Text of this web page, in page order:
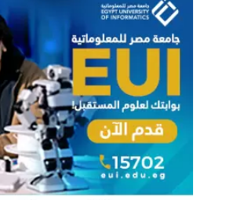
عام 2020 كان من الأعوام العجاف على
ساعد في التسريع بمنظومة التحول الرقمي
بالفعل هذا حدث ، فظهور كورونا شجع
الرقمي واستخدام خدمات جديدة غير مسبوقة
يتعامل فيه المصريون مع شركات المحمول
الذكية أصبح استخدام التكنولوجيا الحديثة في
ضروريًا ، كما أن ظهور كورونا شجع